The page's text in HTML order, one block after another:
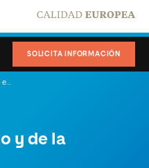
SOLICITA INFORMACIÓN
y de la